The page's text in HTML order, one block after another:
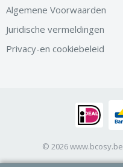
Algemene Voorwaarden
Juridische vermeldingen
Privacy-en cookiebeleid
© 2026